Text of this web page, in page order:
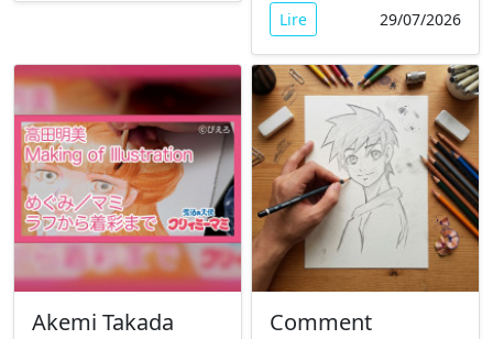
Lire 29/07/2026
Akemi Takada
Comment